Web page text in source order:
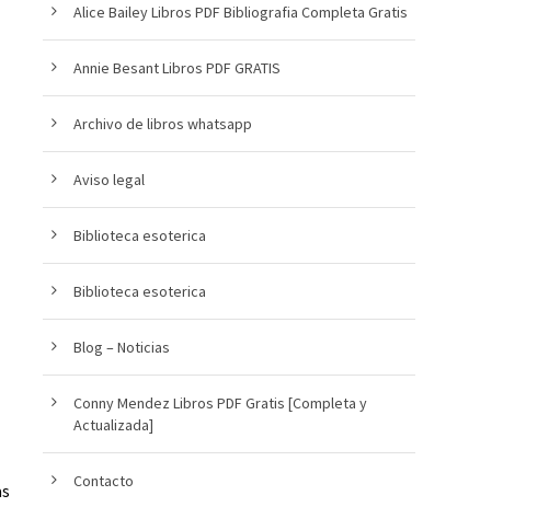
Alice Bailey Libros PDF Bibliografia Completa Gratis
Annie Besant Libros PDF GRATIS
Archivo de libros whatsapp
Aviso legal
Biblioteca esoterica
Biblioteca esoterica
Blog – Noticias
Conny Mendez Libros PDF Gratis [Completa y
Actualizada]
Contacto